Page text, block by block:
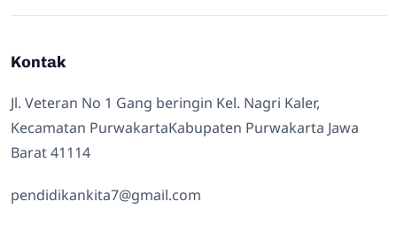
Kontak
Jl. Veteran No 1 Gang beringin Kel. Nagri Kaler,
Kecamatan PurwakartaKabupaten Purwakarta Jawa
Barat 41114
pendidikankita7@gmail.com